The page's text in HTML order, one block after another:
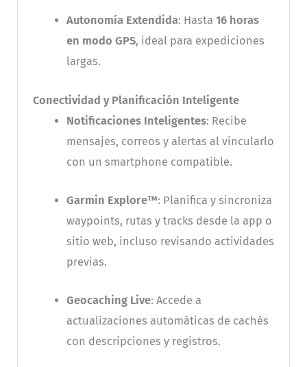
Autonomía Extendida: Hasta 16 horas
en modo GPS, ideal para expediciones
largas.
Conectividad y Planificación Inteligente
Notificaciones Inteligentes: Recibe
mensajes, correos y alertas al vincularlo
con un smartphone compatible.
Garmin Explore™: Planifica y sincroniza
waypoints, rutas y tracks desde la app o
sitio web, incluso revisando actividades
previas.
Geocaching Live: Accede a
actualizaciones automáticas de cachés
con descripciones y registros.